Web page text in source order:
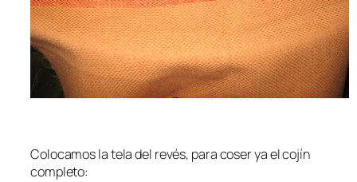
Colocamos la tela del revés, para coser ya el cojín
completo: